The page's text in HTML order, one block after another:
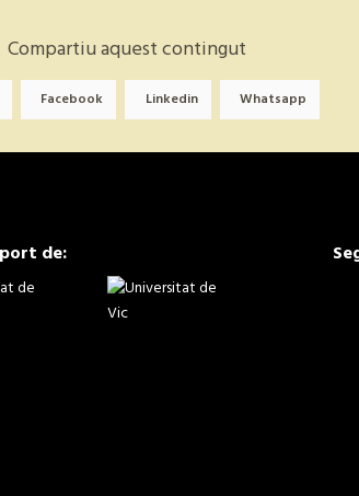
Compartiu aquest contingut
Facebook Linkedin Whatsapp
de: